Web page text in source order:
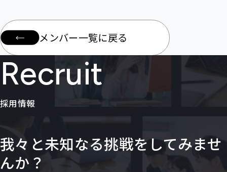
メンバー一覧に戻る
Recruit
採用情報
我々と未知なる挑戦をしてみませ
んか？